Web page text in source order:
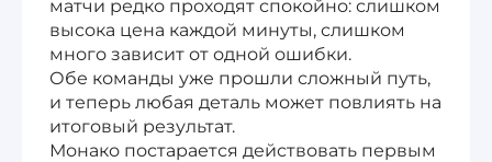
матчи редко проходят спокойно: слишком
высока цена каждой минуты, слишком
много зависит от одной ошибки.
Обе команды уже прошли сложный путь,
и теперь любая деталь может повлиять на
итоговый результат.
Монако постарается действовать первым